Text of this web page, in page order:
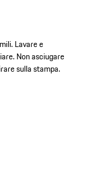
Lavare e
Non asciugare
sulla stampa.